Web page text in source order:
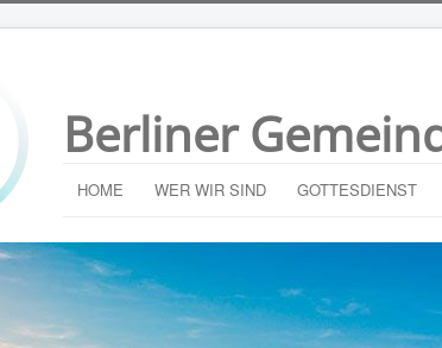
Berliner
HOME WER WIR SIND GOTTESDIENST